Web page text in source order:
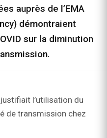
auprès de l’EMA
démontraient
sur la diminution
l’utilisation du
de transmission chez